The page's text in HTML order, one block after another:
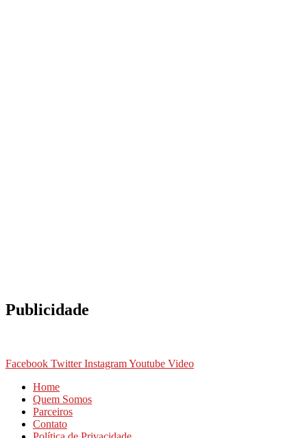
Publicidade
Facebook Twitter InstagramYoutube Video
Home
Quem Somos
Parceiros
Contato